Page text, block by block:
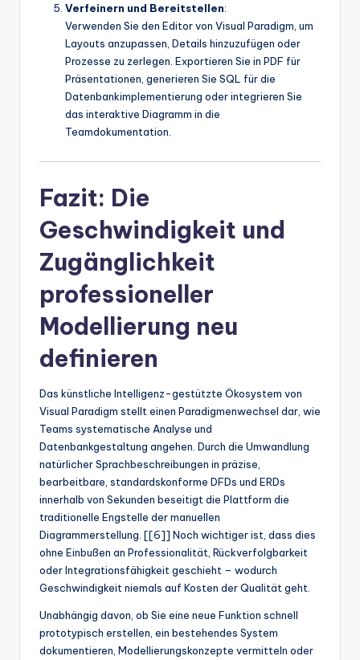
Verfeinern und Bereitstellen:
Verwenden Sie den Editor von Visual Paradigm, um
Layouts anzupassen, Details hinzuzufügen oder
Prozesse zu zerlegen. Exportieren Sie in PDF für
Präsentationen, generieren Sie SQL für die
Datenbankimplementierung oder integrieren Sie
das interaktive Diagramm in die
Teamdokumentation.
Fazit: Die
Geschwindigkeit und
Zugänglichkeit
professioneller
Modellierung neu
definieren
Das künstliche Intelligenz-gestützte Ökosystem von
Visual Paradigm stellt einen Paradigmenwechsel dar, wie
Teams systematische Analyse und
Datenbankgestaltung angehen. Durch die Umwandlung
natürlicher Sprachbeschreibungen in präzise,
bearbeitbare, standardskonforme DFDs und ERDs
innerhalb von Sekunden beseitigt die Plattform die
traditionelle Engstelle der manuellen
Diagrammerstellung. [[6]] Noch wichtiger ist, dass dies
ohne Einbußen an Professionalität, Rückverfolgbarkeit
oder Integrationsfähigkeit geschieht – wodurch
Geschwindigkeit niemals auf Kosten der Qualität geht.
Unabhängig davon, ob Sie eine neue Funktion schnell
prototypisch erstellen, ein bestehendes System
dokumentieren, Modellierungskonzepte vermitteln oder